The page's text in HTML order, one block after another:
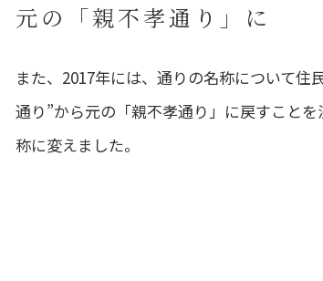
元の「親不孝通り」に
また、2017年には、通りの名称について住
通り”から元の「親不孝通り」に戻すこと
称に変えました。